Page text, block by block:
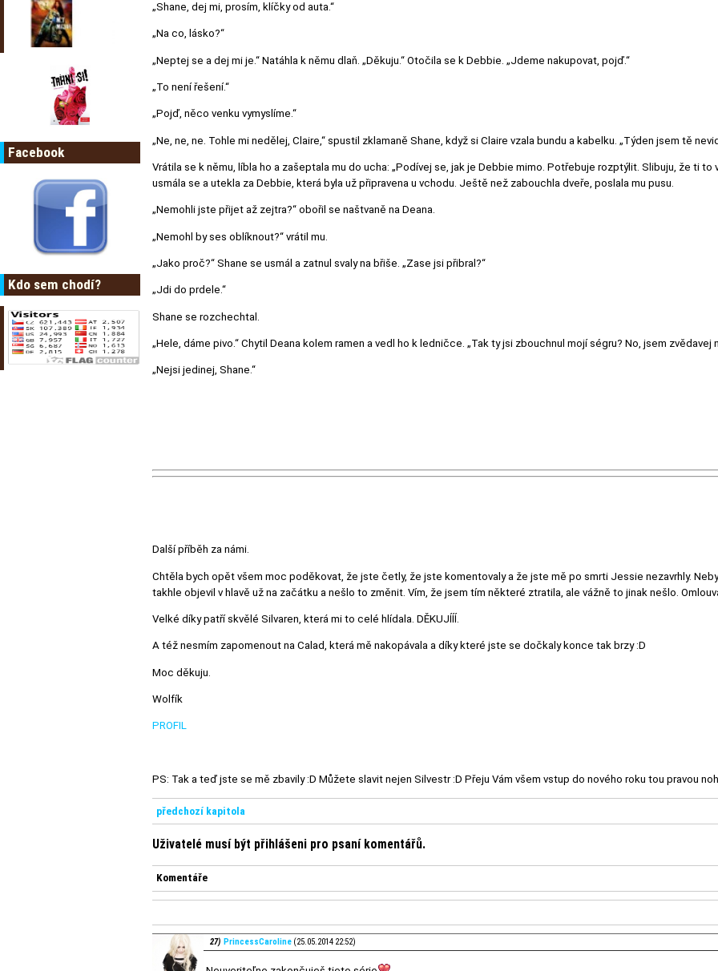
Facebook
Kdo sem chodí?
„Shane, dej mi, prosím, klíčky od auta.“
„Na co, lásko?“
„Neptej se a dej mi je.“ Natáhla k němu dlaň. „Děkuju.“ Otočila se k Debbie. „Jdeme nakupovat, pojď.“
„To není řešení.“
„Pojď, něco venku vymyslíme.“
„Ne, ne, ne. Tohle mi nedělej, Claire,“ spustil zklamaně Shane, když si Claire vzala bundu a kabelku. „Týden jsem tě
Vrátila se k němu, líbla ho a zašeptala mu do ucha: „Podívej se, jak je Debbie mimo. Potřebuje rozptýlit. Slibuju, že ti to
usmála se a utekla za Debbie, která byla už připravena u vchodu. Ještě než zabouchla dveře, poslala mu pusu.
„Nemohli jste přijet až zejtra?“ obořil se naštvaně na Deana.
„Nemohl by ses oblíknout?“ vrátil mu.
„Jako proč?“ Shane se usmál a zatnul svaly na břiše. „Zase jsi přibral?“
„Jdi do prdele.“
Shane se rozchechtal.
„Hele, dáme pivo.“ Chytil Deana kolem ramen a vedl ho k ledničce. „Tak ty jsi zbouchnul mojí ségru? No, jsem zvědavej
„Nejsi jedinej, Shane.“
Další příběh za námi.
Chtěla bych opět všem moc poděkovat, že jste četly, že jste komentovaly a že jste mě po smrti Jessie nezavrhly.
takhle objevil v hlavě už na začátku a nešlo to změnit. Vím, že jsem tím některé ztratila, ale vážně to jinak nešlo.
Velké díky patří skvělé Silvaren, která mi to celé hlídala. DĚKUJÍÍÍ.
A též nesmím zapomenout na Calad, která mě nakopávala a díky které jste se dočkaly konce tak brzy :D
Moc děkuju.
Wolfík
PROFIL
PS: Tak a teď jste se mě zbavily :D Můžete slavit nejen Silvestr :D Přeju Vám všem vstup do nového roku tou pravou
předchozí kapitola
Uživatelé musí být přihlášeni pro psaní komentářů.
Komentáře
27) PrincessCaroline (25.05.2014 22:52)